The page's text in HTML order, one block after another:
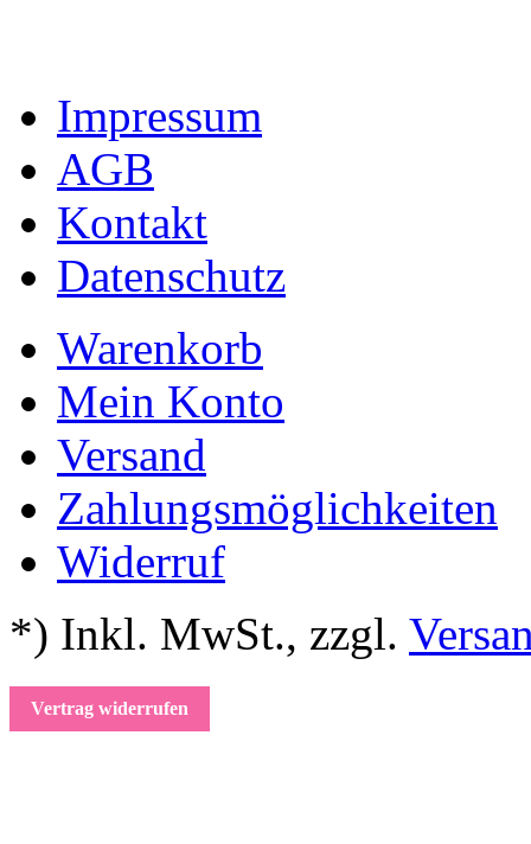
Impressum
AGB
Kontakt
Datenschutz
Warenkorb
Mein Konto
Versand
Zahlungsmöglichkeiten
Widerruf
*) Inkl. MwSt., zzgl.
Vertrag widerrufen